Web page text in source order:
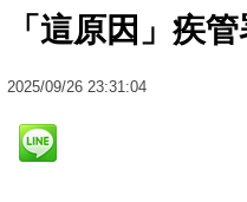
「這原因」疾
2025/09/26 23:31:04